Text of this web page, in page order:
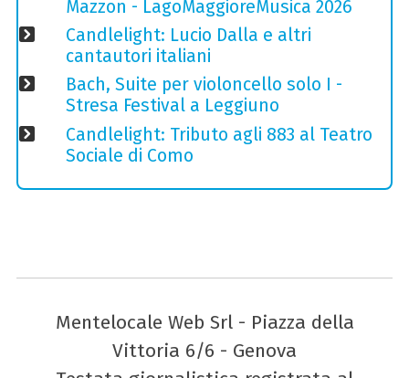
Mazzon - LagoMaggioreMusica 2026
Candlelight: Lucio Dalla e altri
cantautori italiani
Bach, Suite per violoncello solo I -
Stresa Festival a Leggiuno
Candlelight: Tributo agli 883 al Teatro
Sociale di Como
Mentelocale Web Srl - Piazza della
Vittoria 6/6 - Genova